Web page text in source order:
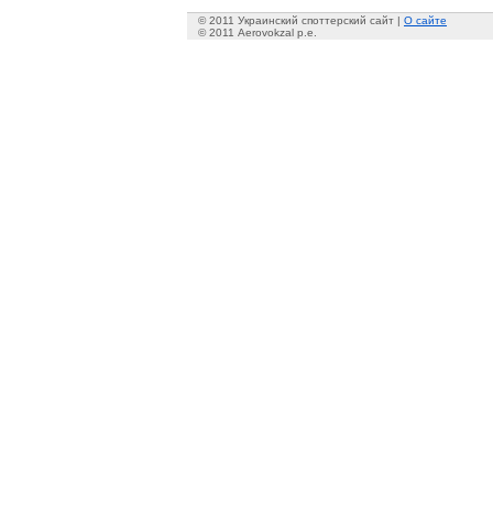
© 2011 Украинский споттерский сайт | О сайте
© 2011 Aerovokzal p.e.